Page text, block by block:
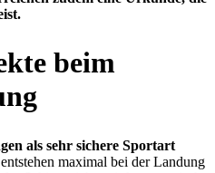
beim
als sehr sichere Sportart
maximal bei der Landung